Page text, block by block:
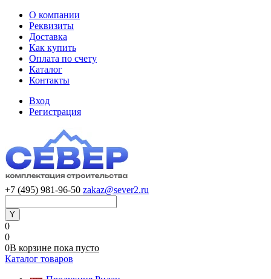
О компании
Реквизиты
Доставка
Как купить
Оплата по счету
Каталог
Контакты
Вход
Регистрация
+7 (495) 981-96-50 zakaz@sever2.ru
0
0
0В корзине пока пусто
Каталог товаров